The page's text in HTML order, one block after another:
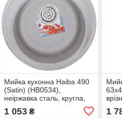
Мийка кухонна Haiba 490
(Satin) (HB0534),
неіржавка сталь, кругла,
врізна, 1 чаша, товщина
0,80 мм
1 053₴ 1